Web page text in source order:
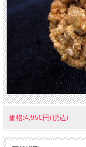
価格:4,950円(税込)